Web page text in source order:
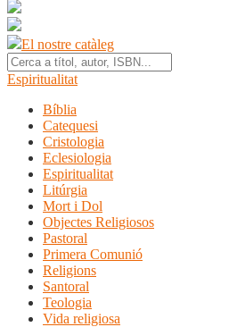
El nostre catàleg
Espiritualitat
Bíblia
Catequesi
Cristologia
Eclesiologia
Espiritualitat
Litúrgia
Mort i Dol
Objectes Religiosos
Pastoral
Primera Comunió
Religions
Santoral
Teologia
Vida religiosa